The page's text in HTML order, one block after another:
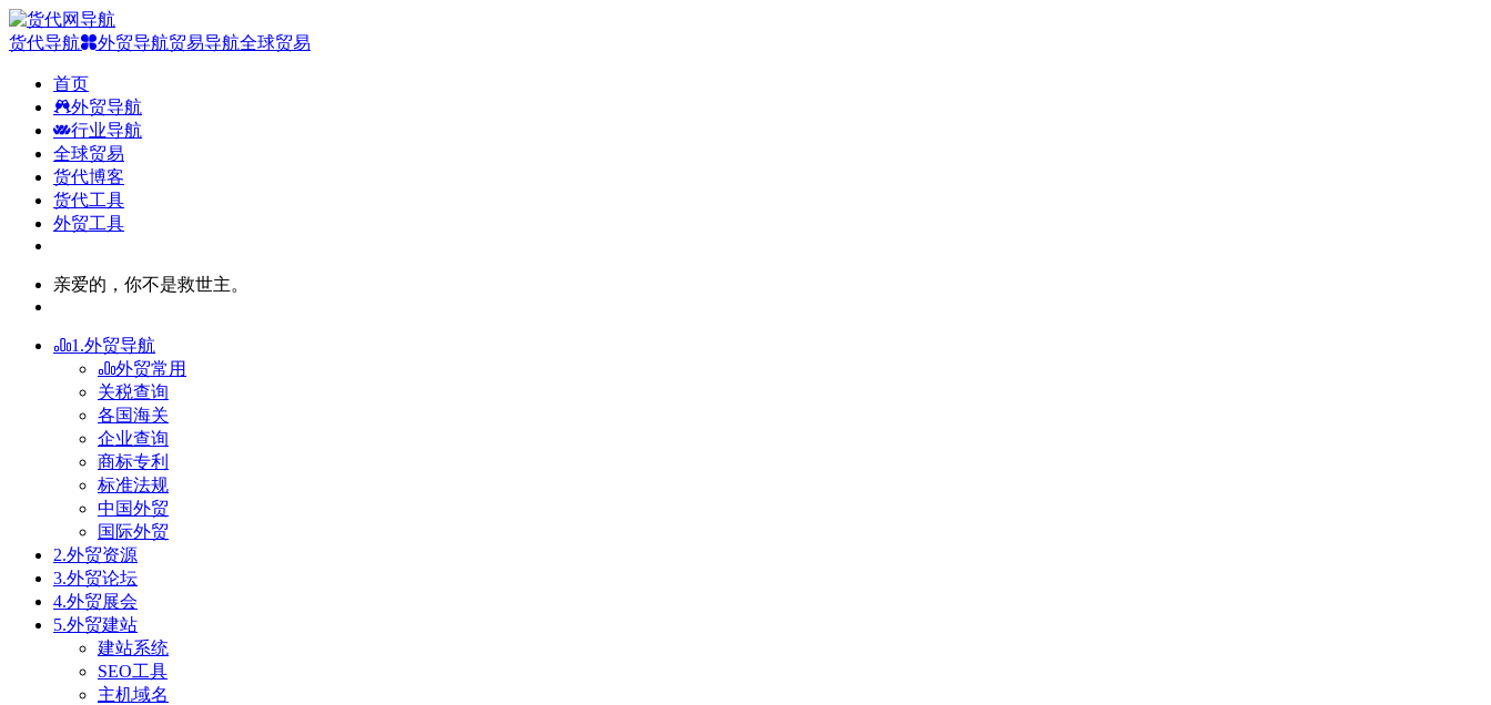
货代导航 外贸导航贸易导航全球贸易
首页
外贸导航
行业导航
全球贸易
货代博客
货代工具
外贸工具
亲爱的，你不是救世主。
1.外贸导航
外贸常用
关税查询
各国海关
企业查询
商标专利
标准法规
中国外贸
国际外贸
2.外贸资源
3.外贸论坛
4.外贸展会
5.外贸建站
建站系统
SEO工具
主机域名